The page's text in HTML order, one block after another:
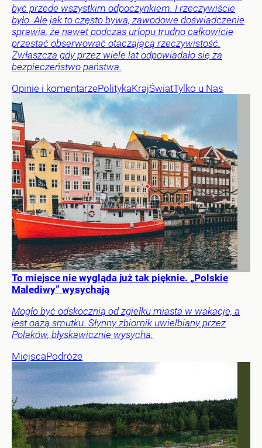
być przede wszystkim odpoczynkiem. I rzeczywiście
było. Ale jak to często bywa, zawodowe doświadczenie
sprawia, że nawet podczas urlopu trudno całkowicie
przestać obserwować otaczającą rzeczywistość.
Zwłaszcza gdy przez wiele lat odpowiadało się za
bezpieczeństwo państwa.
Opinie i komentarzePolitykaKrajŚwiatTylko u Nas
To miejsce nie wygląda już tak pięknie. „Polskie
Malediwy” wysychają
Mogło być odskocznią od zgiełku miasta w wakacje, a
jest oazą smutku. Słynny zbiornik uwielbiany przez
Polaków, błyskawicznie wysycha.
MiejscaPodróże